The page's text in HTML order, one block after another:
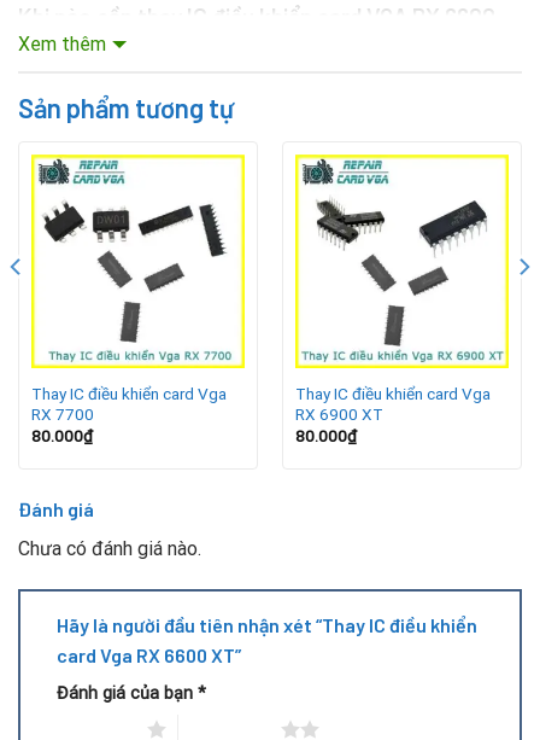
Khi nào cần thay IC điều khiển card VGA RX 6600
XT?
nặng.
VGA nóng nhanh bất thường, hoạt động kém ổn định.
Hình ảnh bị giật, nhiễu hoặc vỡ hình khi sử dụng.
Lợi ích khi thay IC điều khiển VGA RX 6600 XT
Hạn chế lỗi phát sinh và ngăn ngừa hư hỏng sang các linh
Tiết kiệm chi phí sửa chữa so với việc mua card mới.
Xem thêm
Sản phẩm tương tự
Thay IC điều khiển card Vga
RX 7700
80.000₫
Thay IC điều khiển card Vga
RX 6900 XT
80.000₫
Đánh giá
Chưa có đánh giá nào.
Hãy là người đầu tiên nhận xét “Thay IC điều khiển
card Vga RX 6600 XT”
Đánh giá của bạn *